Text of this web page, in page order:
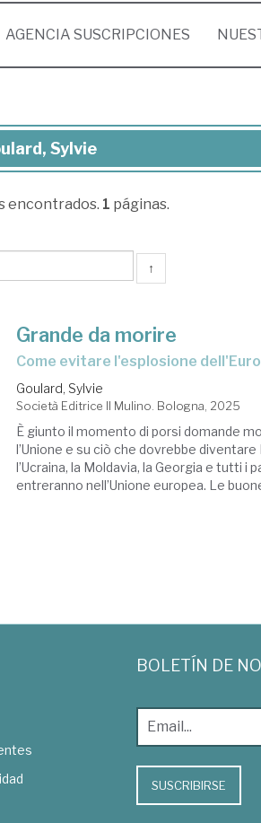
AGENCIA SUSCRIPCIONES
Sylvie
encontrados. 1 páginas.
↑
Grande da morire
Come evitare l'esplosione
Goulard, Sylvie
Società Editrice Il Mulino. Bologna, 2025
È giunto il momento di porsi domande
l’Unione e su ciò che dovrebbe
l’Ucraina, la Moldavia, la Georgia e tutti i
entreranno nell’Unione europea. Le
BOLETÍN DE
SUSCRIBIRSE